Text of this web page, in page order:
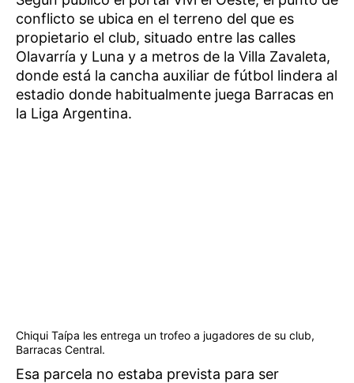
conflicto se ubica en el terreno del que es
propietario el club, situado entre las calles
Olavarría y Luna y a metros de la Villa Zavaleta,
donde está la cancha auxiliar de fútbol lindera al
estadio donde habitualmente juega Barracas en
la Liga Argentina.
Chiqui Taípa les entrega un trofeo a jugadores de su club,
Barracas Central.
Esa parcela no estaba prevista para ser